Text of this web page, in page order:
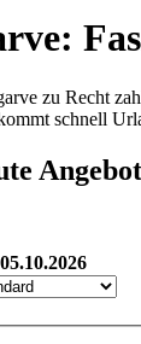
zu Recht
schnell